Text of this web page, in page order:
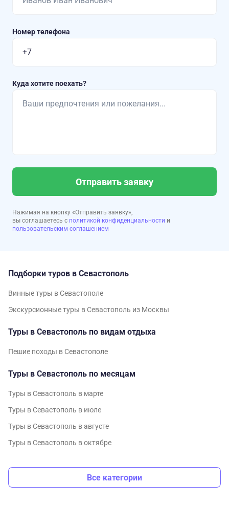
Номер телефона
Куда хотите поехать?
Отправить заявку
Нажимая на кнопку «Отправить заявку»,
вы соглашаетесь с политикой конфиденциальности и
пользовательским соглашением
Подборки туров в Севастополь
Винные туры в Севастополе
Экскурсионные туры в Севастополь из Москвы
Туры в Севастополь по видам отдыха
Пешие походы в Севастополе
Туры в Севастополь по месяцам
Туры в Севастополь в марте
Туры в Севастополь в июле
Туры в Севастополь в августе
Туры в Севастополь в октябре
Все категории